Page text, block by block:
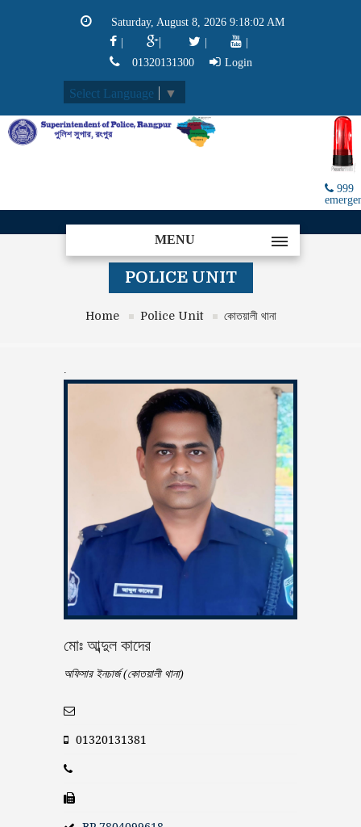
Saturday, August 8, 2026 9:18:03 AM
|
01320131300
Login
Select Language ▼
999
MENU
POLICE UNIT
Home Police Unit কোতয়ালী থানা
মোঃ আব্দুল কাদের
অফিসার ইনচার্জ (কোতয়ালী থানা)
01320131381